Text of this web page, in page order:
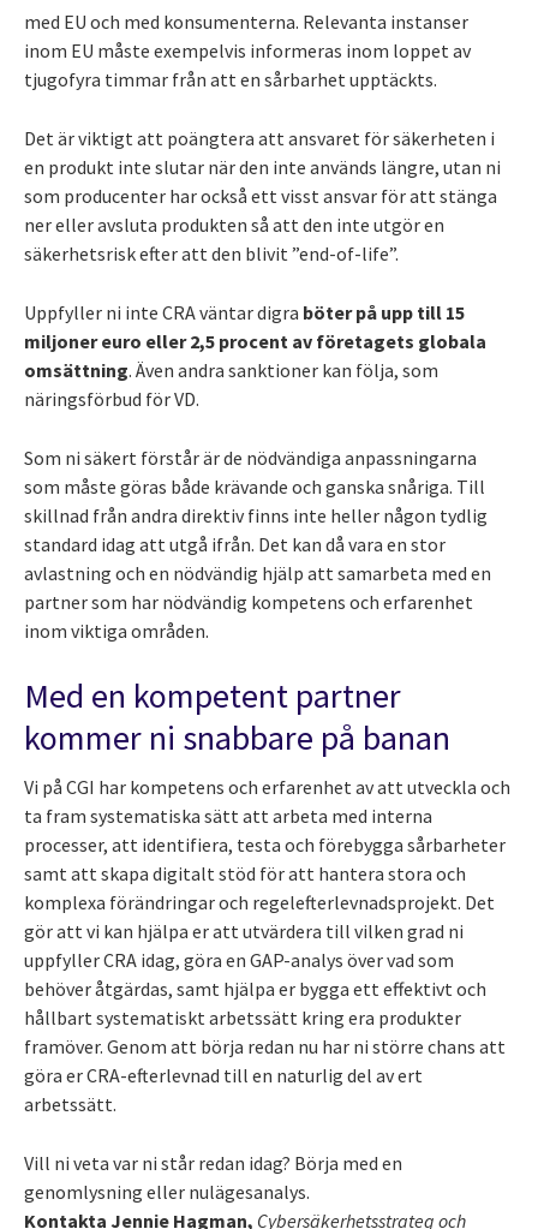
med EU och med konsumenterna. Relevanta instanser
inom EU måste exempelvis informeras inom loppet av
tjugofyra timmar från att en sårbarhet upptäckts.
Det är viktigt att poängtera att ansvaret för säkerheten i
en produkt inte slutar när den inte används längre, utan ni
som producenter har också ett visst ansvar för att stänga
ner eller avsluta produkten så att den inte utgör en
säkerhetsrisk efter att den blivit ”end-of-life”.
Uppfyller ni inte CRA väntar digra böter på upp till 15
miljoner euro eller 2,5 procent av företagets globala
omsättning. Även andra sanktioner kan följa, som
näringsförbud för VD.
Som ni säkert förstår är de nödvändiga anpassningarna
som måste göras både krävande och ganska snåriga. Till
skillnad från andra direktiv finns inte heller någon tydlig
standard idag att utgå ifrån. Det kan då vara en stor
avlastning och en nödvändig hjälp att samarbeta med en
partner som har nödvändig kompetens och erfarenhet
inom viktiga områden.
Med en kompetent partner
kommer ni snabbare på banan
Vi på CGI har kompetens och erfarenhet av att utveckla och
ta fram systematiska sätt att arbeta med interna
processer, att identifiera, testa och förebygga sårbarheter
samt att skapa digitalt stöd för att hantera stora och
komplexa förändringar och regelefterlevnadsprojekt. Det
gör att vi kan hjälpa er att utvärdera till vilken grad ni
uppfyller CRA idag, göra en GAP-analys över vad som
behöver åtgärdas, samt hjälpa er bygga ett effektivt och
hållbart systematiskt arbetssätt kring era produkter
framöver. Genom att börja redan nu har ni större chans att
göra er CRA-efterlevnad till en naturlig del av ert
arbetssätt.
Vill ni veta var ni står redan idag? Börja med en
genomlysning eller nulägesanalys.
Kontakta Jennie Hagman, Cybersäkerhetsstrateg och